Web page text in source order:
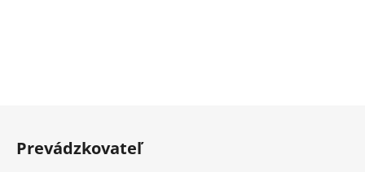
Prevádzkovateľ